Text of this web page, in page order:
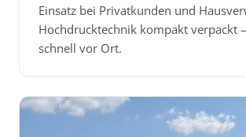
Einsatz bei Privatkunden und
Hochdrucktechnik kompakt verpackt
schnell vor Ort.